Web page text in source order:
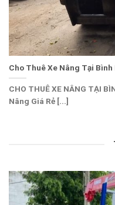
Cho Thuê Xe Nâng Tại Bình
CHO THUÊ XE NÂNG TẠI
Nâng Giá Rẻ [...]